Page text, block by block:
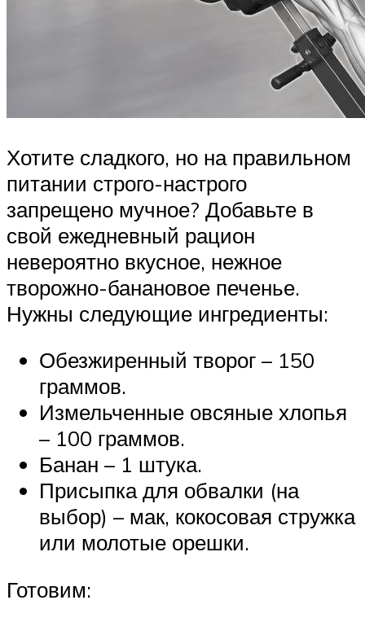
Хотите сладкого, но на правильном
питании строго-настрого
запрещено мучное? Добавьте в
свой ежедневный рацион
невероятно вкусное, нежное
творожно-банановое печенье.
Нужны следующие ингредиенты:
Обезжиренный творог – 150
граммов.
Измельченные овсяные хлопья
– 100 граммов.
Банан – 1 штука.
Присыпка для обвалки (на
выбор) – мак, кокосовая стружка
или молотые орешки.
Готовим: